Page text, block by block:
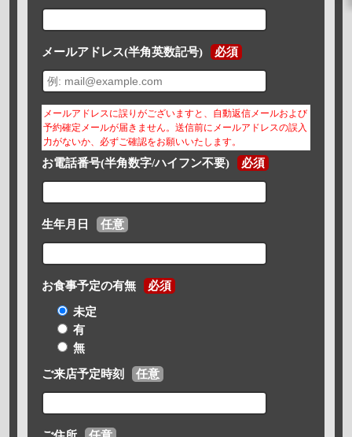
メールアドレス(半角英数記号) 必須
メールアドレスに誤りがございますと、自動返信メールおよび
予約確定メールが届きません。送信前にメールアドレスの誤入
力がないか、必ずご確認をお願いいたします。
お電話番号(半角数字/ハイフン不要) 必須
生年月日 任意
お食事予定の有無 必須
未定
有
無
ご来店予定時刻 任意